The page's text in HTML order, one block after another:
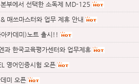
본부에서 선택한 소독제 MD-125
매쓰마스터와 업무 제휴 안내
카데미)노트 출시!!
과 한국교육평가센터와 업무제휴
영어인증시험 오픈
미 오픈